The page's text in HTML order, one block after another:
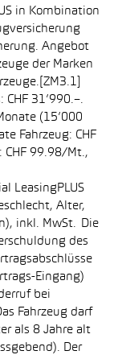
in Kombination
Angebot
der Marken
31’990.–.
(15’000
Fahrzeug: CHF
CHF 99.98/Mt.,
LeasingPLUS
Alter,
inkl. MwSt. Die
des
Eingang)
bei
Fahrzeug darf
als 8 Jahre alt
Der